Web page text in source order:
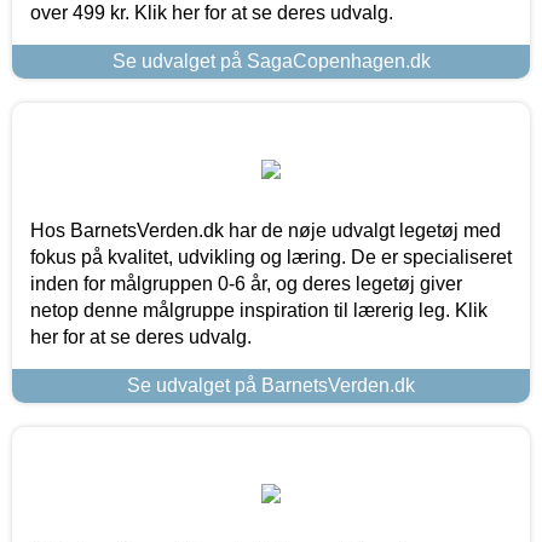
over 499 kr. Klik her for at se deres udvalg.
Se udvalget på SagaCopenhagen.dk
Hos BarnetsVerden.dk har de nøje udvalgt legetøj med
fokus på kvalitet, udvikling og læring. De er specialiseret
inden for målgruppen 0-6 år, og deres legetøj giver
netop denne målgruppe inspiration til lærerig leg. Klik
her for at se deres udvalg.
Se udvalget på BarnetsVerden.dk